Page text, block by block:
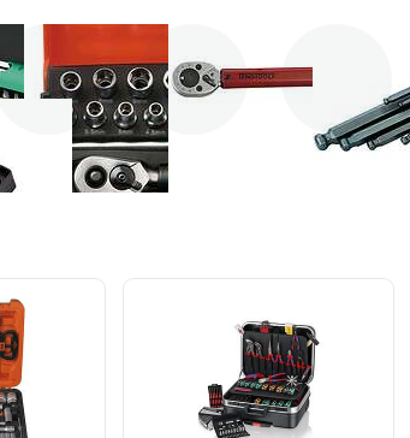
Spärrnyckel &
spärrskaft
Hylsnyckel Momentnyckel
Slagnyckel Torxnyckel